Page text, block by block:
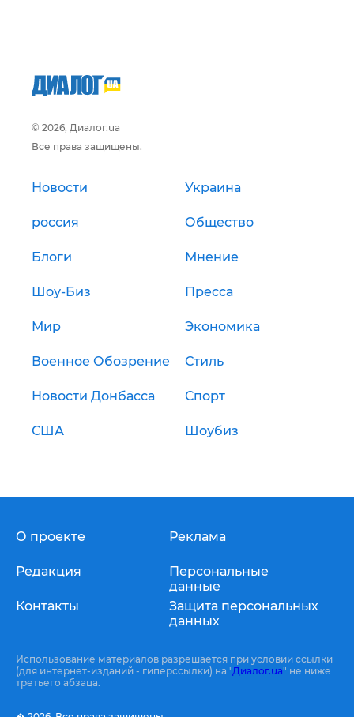
© 2026, Диалог.ua
Все права защищены.
Новости Украина
россия Общество
Блоги Мнение
Шоу-Биз Пресса
Мир Экономика
Военное Обозрение Стиль
Новости Донбасса Спорт
США Шоубиз
О проекте
Редакция
Контакты
Реклама
Персональные
данные
Защита персональных
данных
Использование материалов разрешается при условии ссылки
(для интернет-изданий - гиперссылки) на "Диалог.ua" не ниже
третьего абзаца.